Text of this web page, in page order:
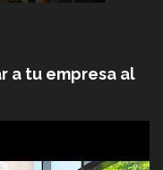
a tu empresa al